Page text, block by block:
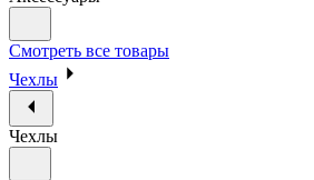
Смотреть все товары
Чехлы
Чехлы